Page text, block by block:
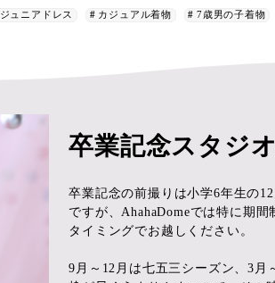
ジュニアドレス カジュアル着物 7歳男の子着物
卒業記念スタジ
卒業記念の前撮りは小学6年生の
ですが、AhahaDomeでは特に期
タイミングでお越しください。
9月～12月は七五三シーズン、3月